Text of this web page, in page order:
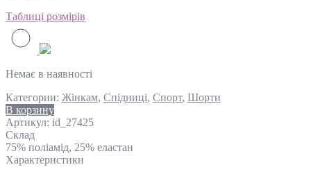
Таблиці розмірів
Немає в наявності
Категории: Жінкам, Спідниці, Спорт, Шорти
В корзину
Артикул: id_27425
Склад
75% поліамід, 25% еластан
Характеристики